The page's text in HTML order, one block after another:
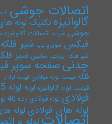
اتصالات جوشی
گالوانیزهتکنیک لوله
جوشیخرید اتصالات گالوانیزه
فیکس سوپرپایپ شیر فلکه
شیر فلکه برنجی سامین شیر
چدنیصفحه سوپر
فلکه قیمت لوله فولادی قیمت لوله و
قیمت لوله گالوانیزه لوله لوله 5 لایه
فولادی لوله فولادی رده 40
لوله های فولادی لوله